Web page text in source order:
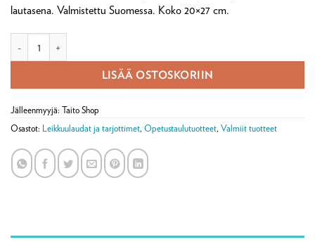
lautasena. Valmistettu Suomessa. Koko 20×27 cm.
LISÄÄ OSTOSKORIIN
Jälleenmyyjä: Taito Shop
Osastot: Leikkuulaudat ja tarjottimet, Opetustaulutuotteet, Valmiit tuotteet